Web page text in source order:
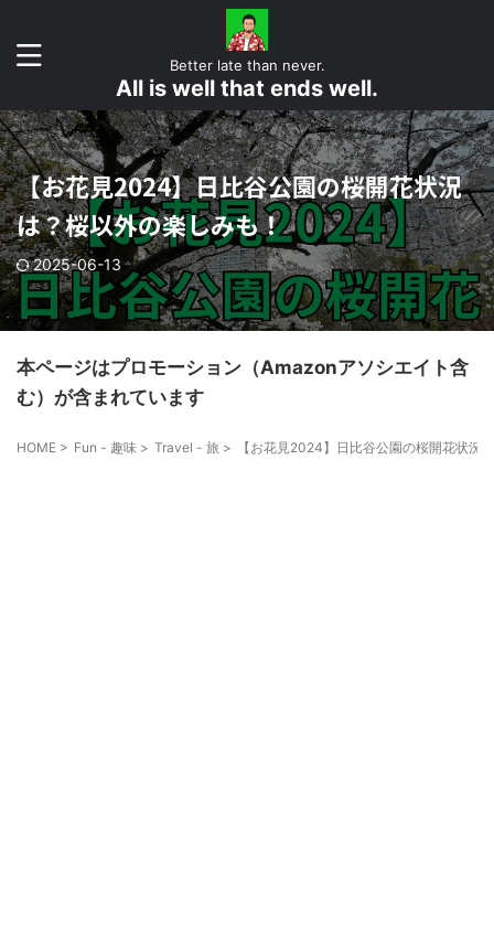
Better late than never.
All is well that ends well.
【お花見2024】日比谷公園の桜開花状況
は？桜以外の楽しみも！
2025-06-13
本ページはプロモーション（Amazonアソシエイト含
む）が含まれています
HOME > Fun - 趣味 > Travel - 旅 > 【お花見2024】日比谷公園の桜開花状況